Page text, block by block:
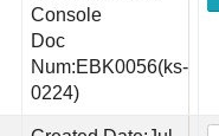
Console
Doc
Num:EBK0056(ks-
0224)